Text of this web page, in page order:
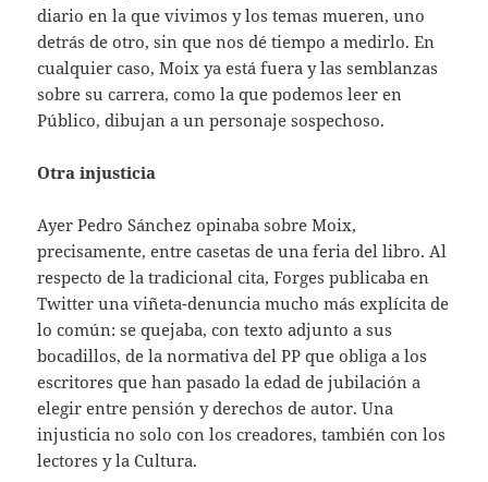
diario en la que vivimos y los temas mueren, uno
detrás de otro, sin que nos dé tiempo a medirlo. En
cualquier caso, Moix ya está fuera y las semblanzas
sobre su carrera, como la que podemos leer en
Público, dibujan a un personaje sospechoso.
Otra injusticia
Ayer Pedro Sánchez opinaba sobre Moix,
precisamente, entre casetas de una feria del libro. Al
respecto de la tradicional cita, Forges publicaba en
Twitter una viñeta-denuncia mucho más explícita de
lo común: se quejaba, con texto adjunto a sus
bocadillos, de la normativa del PP que obliga a los
escritores que han pasado la edad de jubilación a
elegir entre pensión y derechos de autor. Una
injusticia no solo con los creadores, también con los
lectores y la Cultura.